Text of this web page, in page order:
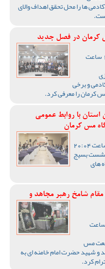
ها را محل تحقق اهداف والای
کرمان در فصل جدید
سه‌شنبه 6 مرداد ماه 1405 ساعت
و برخی
کرمان را معرفی کرد.
با روابط عمومی
مس کرمان
بسیج
های
شامخ رهبر مجاهد و
سه‌شنبه 23 تیر ماه 1405 ساعت
مس
شهید حضرت امام خامنه ای به
کرد.